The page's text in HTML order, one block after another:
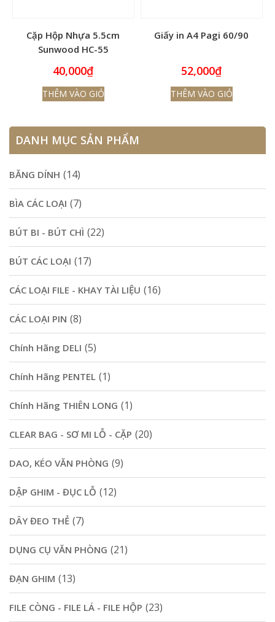
Cặp Hộp Nhựa 5.5cm
Sunwood HC-55
40,000₫
THÊM VÀO GIỎ
Giấy in A4 Pagi 60/90
52,000₫
THÊM VÀO GIỎ
DANH MỤC SẢN PHẨM
BĂNG DÍNH (14)
BÌA CÁC LOẠI (7)
BÚT BI - BÚT CHÌ (22)
BÚT CÁC LOẠI (17)
CÁC LOẠI FILE - KHAY TÀI LIỆU (16)
CÁC LOẠI PIN (8)
Chính Hãng DELI (5)
Chính Hãng PENTEL (1)
Chính Hãng THIÊN LONG (1)
CLEAR BAG - SƠ MI LỖ - CẶP (20)
DAO, KÉO VĂN PHÒNG (9)
DẬP GHIM - ĐỤC LỖ (12)
DÂY ĐEO THẺ (7)
DỤNG CỤ VĂN PHÒNG (21)
ĐẠN GHIM (13)
FILE CÒNG - FILE LÁ - FILE HỘP (23)